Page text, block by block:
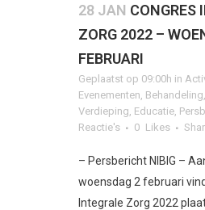
28 JAN CONGRES
ZORG 2022 –
FEBRUARI
Geplaatst op 09:00h in
Evenementen Behandeling
Verdieping Educatie
Reactie's
0 Likes
– Persbericht NIBIG –
woensdag 2 februari
Integrale Zorg 2022